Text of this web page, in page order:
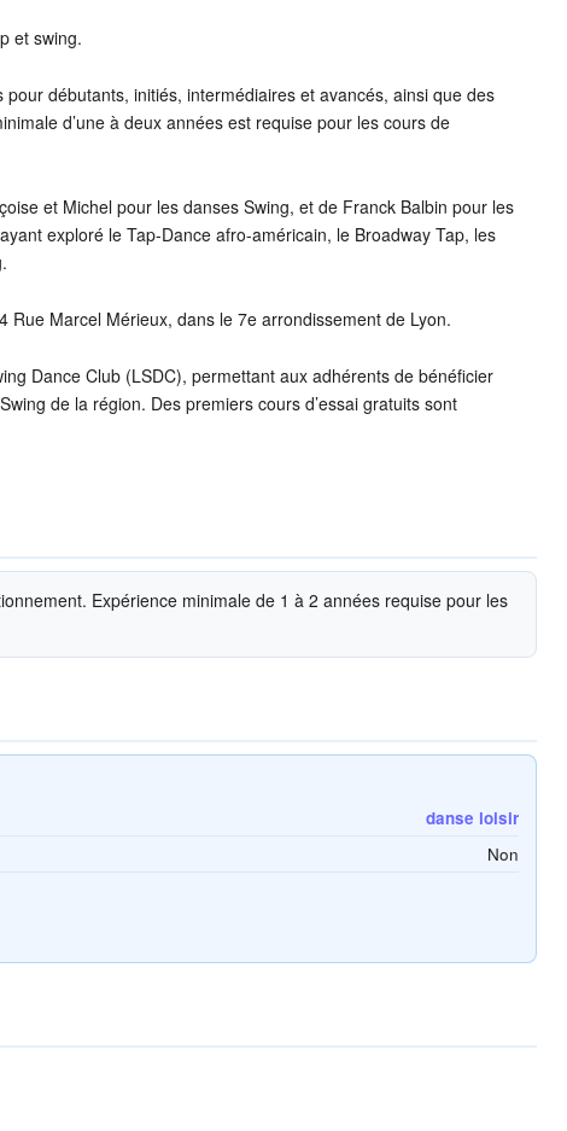
et swing.
débutants, initiés, intermédiaires et avancés, ainsi que des
d’une à deux années est requise pour les cours de
et Michel pour les danses Swing, et de Franck Balbin pour les
exploré le Tap-Dance afro-américain, le Broadway Tap, les
Rue Marcel Mérieux, dans le 7e arrondissement de Lyon.
Dance Club (LSDC), permettant aux adhérents de bénéficier
de la région. Des premiers cours d’essai gratuits sont
Expérience minimale de 1 à 2 années requise pour les
danse loisir
Non